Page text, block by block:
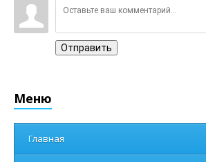
Отправить
Меню
Главная